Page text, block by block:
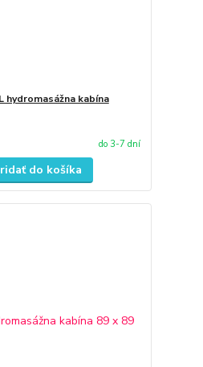
hydromasážna kabína
do 3-7 dní
do košíka